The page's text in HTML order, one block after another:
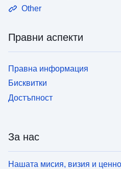
Other
Правни аспекти
Правна информация
Бисквитки
Достъпност
За нас
Нашата мисия, визия и